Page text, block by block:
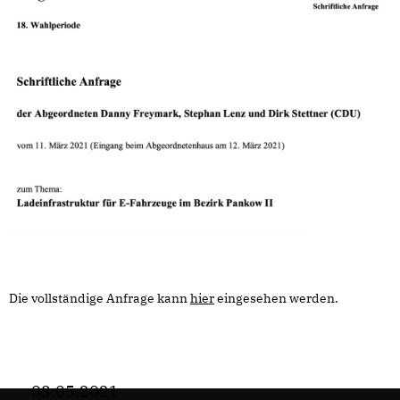
Die vollständige Anfrage kannhiereingesehen werden.
03.05.2021